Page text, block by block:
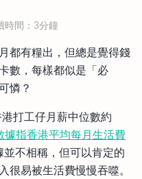
時間：3分鐘
都有糧出，但總是覺得錢
數，每樣都似是「必
憐？
打工仔月薪中位數約
指香港平均每月生活費
並不相稱，但可以肯定的
很易被生活費慢慢吞噬。